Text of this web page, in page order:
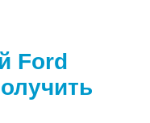
Ford